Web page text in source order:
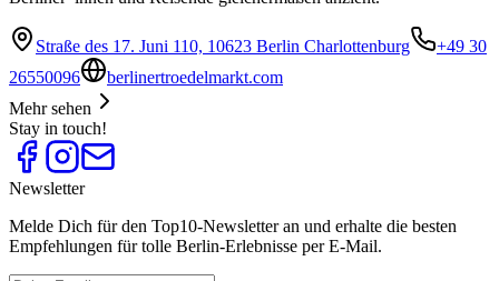
Straße des 17. Juni 110, 10623 Berlin Charlottenburg
+49 30
26550096
berlinertroedelmarkt.com
Mehr sehen
Stay in touch!
Newsletter
Melde Dich für den Top10-Newsletter an und erhalte die besten
Empfehlungen für tolle Berlin-Erlebnisse per E-Mail.